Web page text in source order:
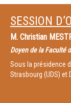
SESSION
M. Christian
Doyen de la Faculté
Sous la présidence
Strasbourg (UDS) et